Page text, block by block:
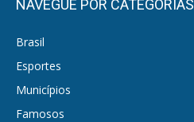
NAVEGUE POR CATEGORIAS
Brasil
Esportes
Municípios
Famosos